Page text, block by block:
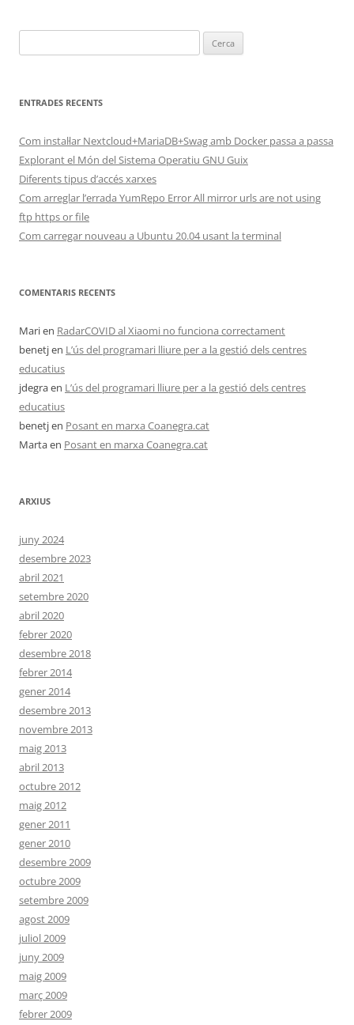
ENTRADES RECENTS
Com instal·lar Nextcloud+MariaDB+Swag amb Docker passa a passa
Explorant el Món del Sistema Operatiu GNU Guix
Diferents tipus d’accés xarxes
Com arreglar l’errada YumRepo Error All mirror urls are not using
ftp https or file
Com carregar nouveau a Ubuntu 20.04 usant la terminal
COMENTARIS RECENTS
Marien RadarCOVID al Xiaomi no funciona correctament
benetjen L’ús del programari lliure per a la gestió dels centres
educatius
jdegraen L’ús del programari lliure per a la gestió dels centres
educatius
benetjen Posant en marxa Coanegra.cat
Martaen Posant en marxa Coanegra.cat
ARXIUS
juny 2024
desembre 2023
abril 2021
setembre 2020
abril 2020
febrer 2020
desembre 2018
febrer 2014
gener 2014
desembre 2013
novembre 2013
maig 2013
abril 2013
octubre 2012
maig 2012
gener 2011
gener 2010
desembre 2009
octubre 2009
setembre 2009
agost 2009
juliol 2009
juny 2009
maig 2009
març 2009
febrer 2009